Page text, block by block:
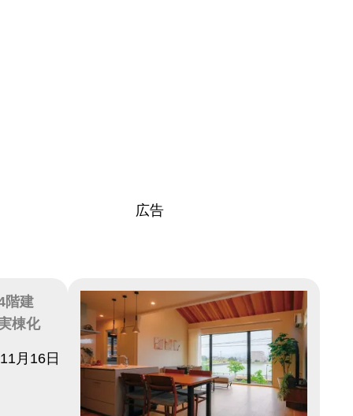
広告
階建
棟化
月16日